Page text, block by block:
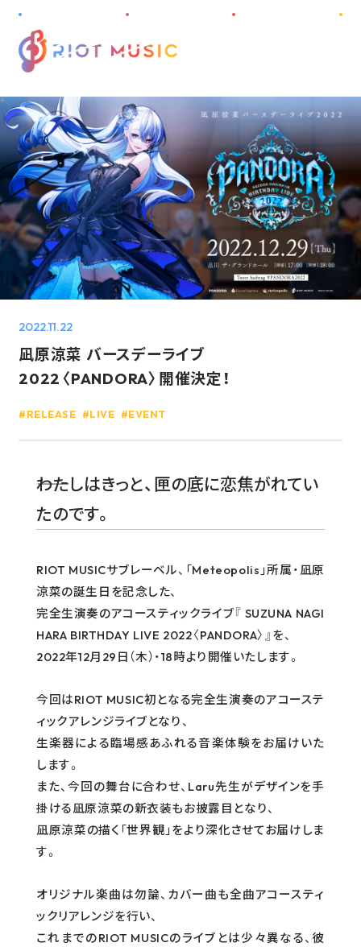
HOME
ABOUT
INFORMATION
PROJECT
ARTIST
AUDITION
GOODS
RECRUIT
PRIVACY POLICY
2022.11.22
RELEASE LIVE EVENT
凪原涼菜 バースデーライブ
2022〈PANDORA〉開催決定！
――わたしはきっと、匣の底に恋焦がれてい
たのです。
RIOT MUSICサブレーベル、「Meteopolis」所属・凪原
涼菜の誕生日を記念した、
完全生演奏のアコースティックライブ『 SUZUNA NAGI
HARA BIRTHDAY LIVE 2022〈PANDORA〉』を、
2022年12月29日（木）・18時より開催いたします。
今回はRIOT MUSIC初となる完全生演奏のアコーステ
ィックアレンジライブとなり、
生楽器による臨場感あふれる音楽体験をお届けいた
します。
また、今回の舞台に合わせ、Laru先生がデザインを手
掛ける凪原涼菜の新衣装もお披露目となり、
凪原涼菜の描く「世界観」をより深化させてお届けしま
す。
オリジナル楽曲は勿論、カバー曲も全曲アコースティ
ックリアレンジを行い、
これまでのRIOT MUSICのライブとは少々異なる、彼